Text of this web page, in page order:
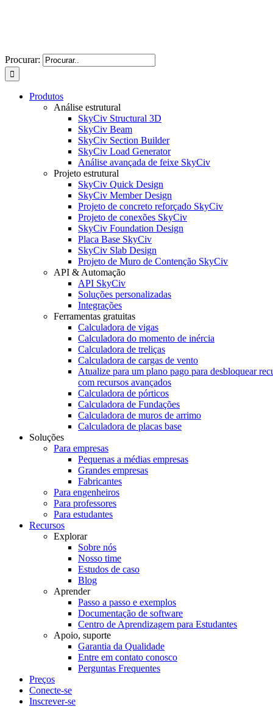
Procurar:
Produtos
Análise estrutural
SkyCiv Structural 3D
SkyCiv Beam
SkyCiv Section Builder
SkyCiv Load Generator
Análise avançada de feixe SkyCiv
Projeto estrutural
SkyCiv Quick Design
SkyCiv Member Design
Projeto de concreto reforçado SkyCiv
Projeto de conexões SkyCiv
SkyCiv Foundation Design
Placa Base SkyCiv
SkyCiv Slab Design
Projeto de Muro de Contenção SkyCiv
API & Automação
API SkyCiv
Soluções personalizadas
Integrações
Ferramentas gratuitas
Calculadora de vigas
Calculadora do momento de inércia
Calculadora de treliças
Calculadora de cargas de vento
Atualize para um plano pago para desbloquear
com recursos avançados
Calculadora de pórticos
Calculadora de Fundações
Calculadora de muros de arrimo
Calculadora de placas base
Soluções
Para empresas
Pequenas a médias empresas
Grandes empresas
Fabricantes
Para engenheiros
Para professores
Para estudantes
Recursos
Explorar
Sobre nós
Nosso time
Estudos de caso
Blog
Aprender
Passo a passo e exemplos
Documentação de software
Centro de Aprendizagem para Estudantes
Apoio, suporte
Garantia da Qualidade
Entre em contato conosco
Perguntas Frequentes
Preços
Conecte-se
Inscrever-se